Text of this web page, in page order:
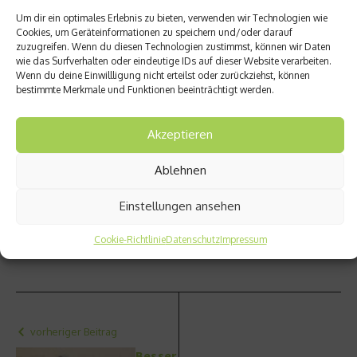
Um dir ein optimales Erlebnis zu bieten, verwenden wir Technologien wie
Cookies, um Geräteinformationen zu speichern und/oder darauf
zuzugreifen. Wenn du diesen Technologien zustimmst, können wir Daten
wie das Surfverhalten oder eindeutige IDs auf dieser Website verarbeiten.
Wenn du deine Einwillligung nicht erteilst oder zurückziehst, können
bestimmte Merkmale und Funktionen beeinträchtigt werden.
Akzeptieren
Ablehnen
Einstellungen ansehen
Cookie-RichtlinieDatenschutzImpressum
Patientenbücher und
langjähriger Präsident der
Deutschen Gesellschaft
für Gefäßmedizin. Seit
renommierte Max Grundig Klinik in Bühl. Alle Beiträge
dieser Serie zum Nachlesen unter
alle Beiträge der Serie Gesund mit Diehm
Beitrag teilen
vorheriger Beitrag